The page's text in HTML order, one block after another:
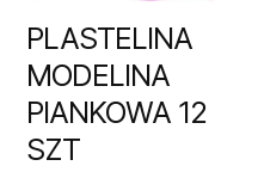
PLASTELINA
MODELINA
PIANKOWA 12
SZT